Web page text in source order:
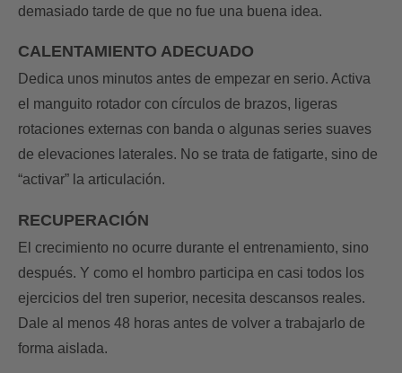
demasiado tarde de que no fue una buena idea.
CALENTAMIENTO ADECUADO
Dedica unos minutos antes de empezar en serio. Activa
el manguito rotador con círculos de brazos, ligeras
rotaciones externas con banda o algunas series suaves
de elevaciones laterales. No se trata de fatigarte, sino de
“activar” la articulación.
RECUPERACIÓN
El crecimiento no ocurre durante el entrenamiento, sino
después. Y como el hombro participa en casi todos los
ejercicios del tren superior, necesita descansos reales.
Dale al menos 48 horas antes de volver a trabajarlo de
forma aislada.